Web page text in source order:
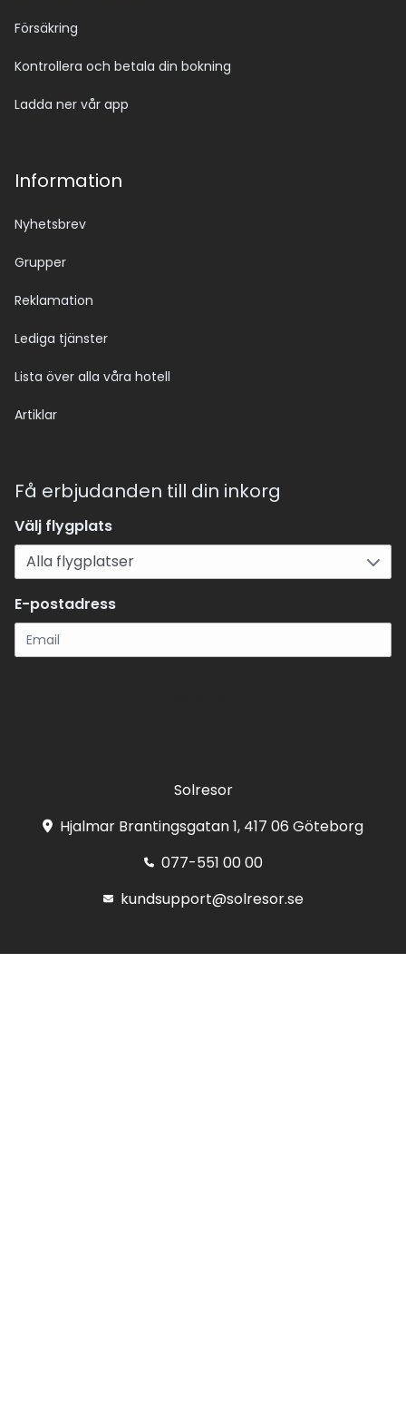
Försäkring
Kontrollera och betala din bokning
Ladda ner vår app
Information
Nyhetsbrev
Grupper
Reklamation
Lediga tjänster
Lista över alla våra hotell
Artiklar
Få erbjudanden till din inkorg
Välj flygplats
E-postadress
Solresor
Hjalmar Brantingsgatan 1, 417 06 Göteborg
077-551 00 00
kundsupport@solresor.se